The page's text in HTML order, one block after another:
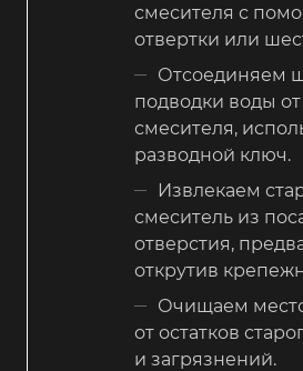
смесителя с
отвертки или
Отсоединяем
подводки воды
смесителя,
разводной ключ.
Извлекаем
смеситель из
отверстия,
открутив
Очищаем
от остатков
и загрязнений.